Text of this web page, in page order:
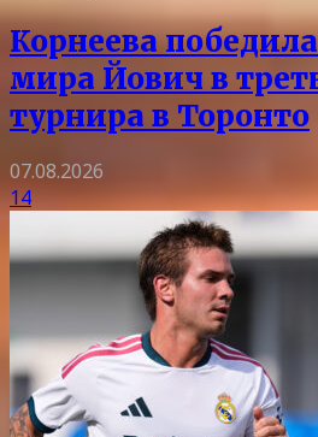
Корнеева
мира Йович в
турнира в Торонто
07.08.2026
14